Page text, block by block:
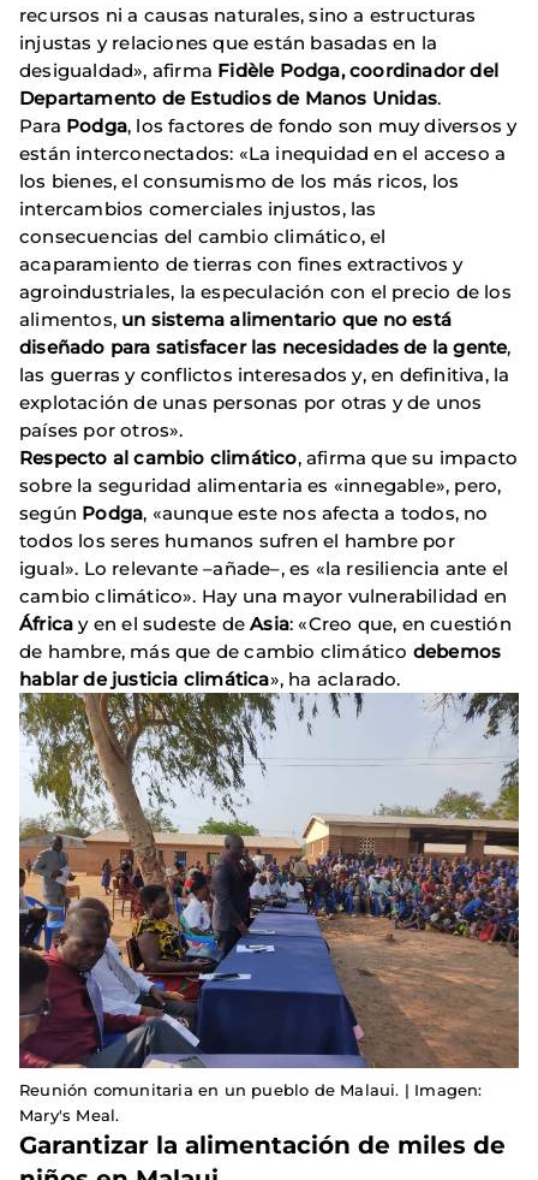
recursos ni a causas naturales, sino a estructuras
injustas y relaciones que están basadas en la
desigualdad», afirma Fidèle Podga, coordinador del
Departamento de Estudios de Manos Unidas.
Para Podga, los factores de fondo son muy diversos y
están interconectados: «La inequidad en el acceso a
los bienes, el consumismo de los más ricos, los
intercambios comerciales injustos, las
consecuencias del cambio climático, el
acaparamiento de tierras con fines extractivos y
agroindustriales, la especulación con el precio de los
alimentos, un sistema alimentario que no está
diseñado para satisfacer las necesidades de la gente,
las guerras y conflictos interesados y, en definitiva, la
explotación de unas personas por otras y de unos
países por otros».
Respecto al cambio climático, afirma que su impacto
sobre la seguridad alimentaria es «innegable», pero,
según Podga, «aunque este nos afecta a todos, no
todos los seres humanos sufren el hambre por
igual». Lo relevante –añade–, es «la resiliencia ante el
cambio climático». Hay una mayor vulnerabilidad en
Áfricay en el sudeste deAsia: «Creo que, en cuestión
de hambre, más que de cambio climático debemos
hablar de justicia climática», ha aclarado.
Reunión comunitaria en un pueblo de Malaui. | Imagen:
Mary's Meal.
Garantizar la alimentación de miles de